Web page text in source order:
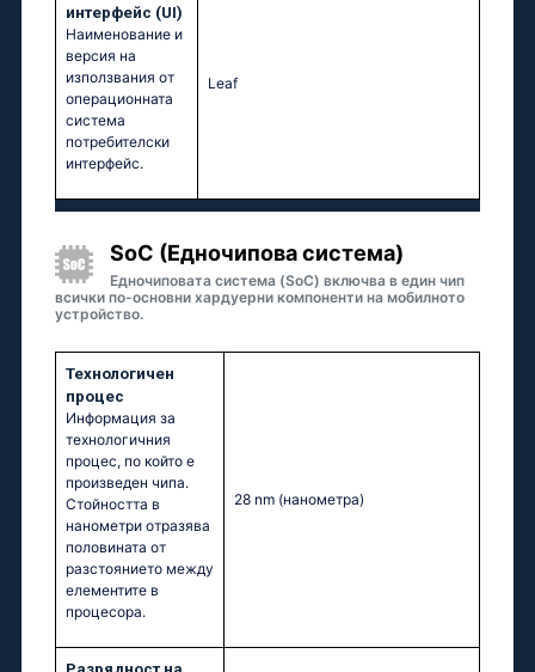
интерфейс (UI)
Наименование и
версия на
използвания от
операционната
система
потребителски
интерфейс.
Leaf
SoC (Едночипова система)
Едночиповата система (SoC) включва в един чип
всички по-основни хардуерни компоненти на мобилното
устройство.
Технологичен
процес
Информация за
технологичния
процес, по който е
произведен чипа.
Стойността в
нанометри отразява
половината от
разстоянието между
елементите в
процесора.
28 nm (нанометра)